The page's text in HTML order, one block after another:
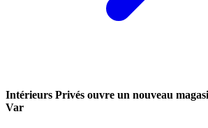
Intérieurs Privés ouvre un nouveau
Var